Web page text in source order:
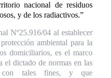
nacional de residuos
y de los radiactivos.”
Nº25.916/04 al establecer
ambiental para la
domiciliarios, es el marco
el dictado de normas en las
con tales fines, y que